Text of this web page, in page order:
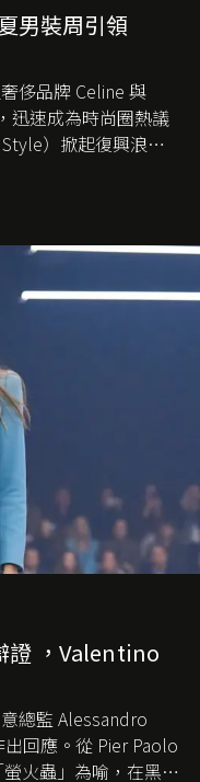
男裝周引領
侈品牌 Celine 與
迅速成為時尚圈熱議
）掀起復興浪
。
證 ，Valentino
總監 Alessandro
回應。從 Pier Paolo
火蟲」為喻，在黑暗